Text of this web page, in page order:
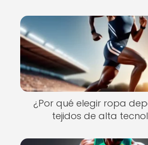
¿Por qué elegir ropa
tejidos de alta